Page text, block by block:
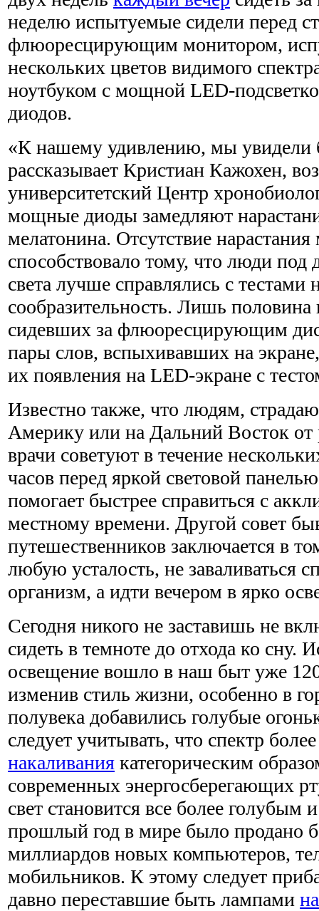
неделю испытуемые сидели перед
флюоресцирующим монитором,
нескольких цветов видимого
ноутбуком с мощной LED-
диодов.
«К нашему удивлению, мы увидели
рассказывает Кристиан Кажохен,
университетский Центр
мощные диоды замедляют
мелатонина. Отсутствие нарастания
способствовало тому, что люди под
света лучше справлялись с тестами
сообразительность. Лишь
сидевших за флюоресцирующим
пары слов, вспыхивавших на
их появления на LED-экране с
Известно также, что людям,
Америку или на Дальний Восток от
врачи советуют в течение
часов перед яркой световой
помогает быстрее справиться с
местному времени. Другой совет
путешественников заключается в
любую усталость, не заваливаться
организм, а идти вечером в ярко
Сегодня никого не заставишь не
сидеть в темноте до отхода ко сну.
освещение вошло в наш быт уже
изменив стиль жизни, особенно в
полувека добавились голубые
следует учитывать, что спектр
накаливания категорическим
современных энергосберегающих
свет становится все более голубым
прошлый год в мире было продано
миллиардов новых компьютеров,
мобильников. К этому следует
давно переставшие быть лампами